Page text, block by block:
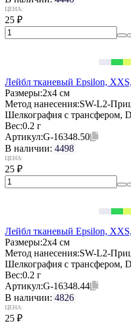
ЦЕНА:
25 ₽
Лейбл тканевый Epsilon,
Размеры:2х4 см
Метод нанесения:SW-L2-
Шелкография с трансфером,
Вес:0.2 г
Артикул:G-16348.50
В наличии: 4498
ЦЕНА:
25 ₽
Лейбл тканевый Epsilon,
Размеры:2х4 см
Метод нанесения:SW-L2-
Шелкография с трансфером,
Вес:0.2 г
Артикул:G-16348.44
В наличии: 4826
ЦЕНА:
25 ₽